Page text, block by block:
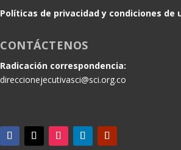
Políticas de privacidad y condiciones de
CONTÁCTENOS
Radicación correspondencia:
direccionejecutivasci@sci.org.co